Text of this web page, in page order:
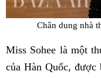
Chân dung nhà
Miss Sohee là một
của Hàn Quốc, được